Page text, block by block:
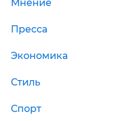
Мнение
Пресса
Экономика
Стиль
Спорт